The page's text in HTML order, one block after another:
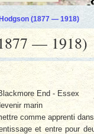
(1877 — 1918)
— 1918)
End - Essex
marin
comme apprenti
et entre pour